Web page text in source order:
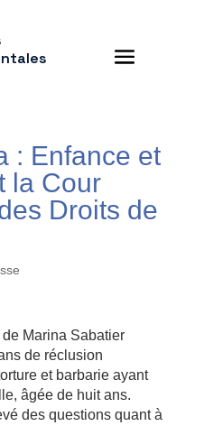
: Enfance et
la Cour
Droits de
Marina Sabatier
de réclusion
et barbarie ayant
âgée de huit ans.
des questions quant à